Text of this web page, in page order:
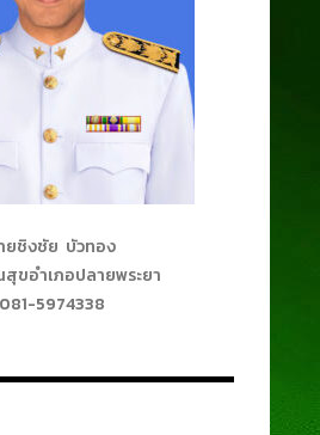
ยชิงชัย บัวทอง
ขอำเภอปลายพระยา
081-5974338